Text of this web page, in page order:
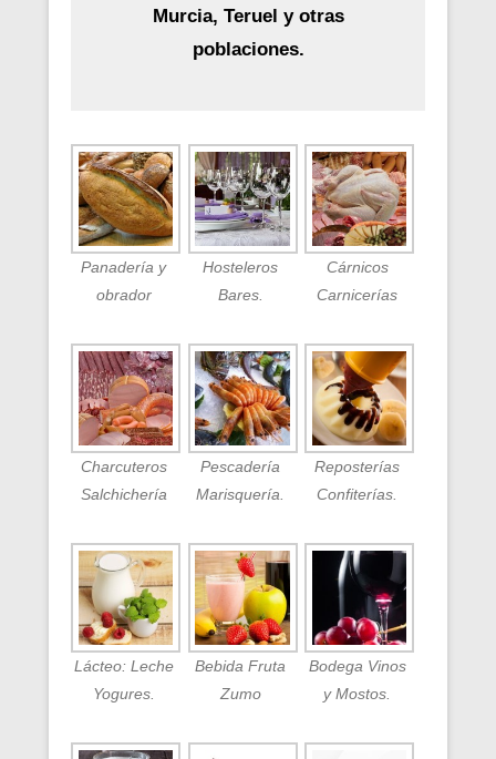
Murcia, Teruel y otras
poblaciones.
Panadería y
obrador
Hosteleros
Bares.
Cárnicos
Carnicerías
Charcuteros
Salchichería
Pescadería
Marisquería.
Reposterías
Confiterías.
Lácteo: Leche
Yogures.
Bebida Fruta
Zumo
Bodega Vinos
y Mostos.